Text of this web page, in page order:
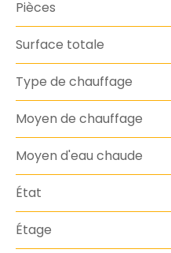
Pièces
Surface totale
Type de chauffage
Moyen de chauffage
Moyen d'eau chaude
État
Étage